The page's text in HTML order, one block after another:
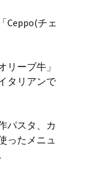
Ceppo(チェ
リーブ牛」
タリアンで
パスタ、カ
ったメニュ